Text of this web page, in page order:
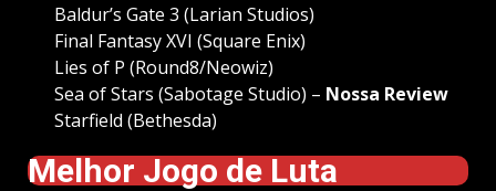
Baldur’s Gate 3 (Larian Studios)
Final Fantasy XVI (Square Enix)
Lies of P (Round8/Neowiz)
Sea of Stars (Sabotage Studio) – Nossa Review
Starfield (Bethesda)
Melhor Jogo de Luta